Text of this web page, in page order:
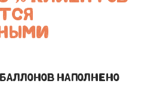
БАЛЛОНОВ НАПОЛНЕНО